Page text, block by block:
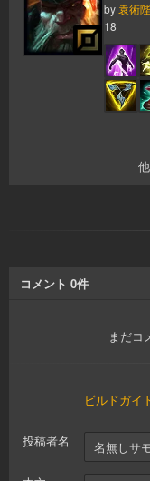
by 袁術
18
コメント 0件
まだコ
ビルドガイ
投稿者名